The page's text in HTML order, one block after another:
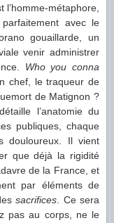
l’homme-métaphore,
parfaitement avec le
gouaillarde, un
venir administrer
Who you conna
chef, le traqueur de
de Matignon ?
l’anatomie du
publiques, chaque
douloureux. Il vient
que déjà la rigidité
de la France, et
par éléments de
sacrifices . Ce sera
pas au corps, ne le